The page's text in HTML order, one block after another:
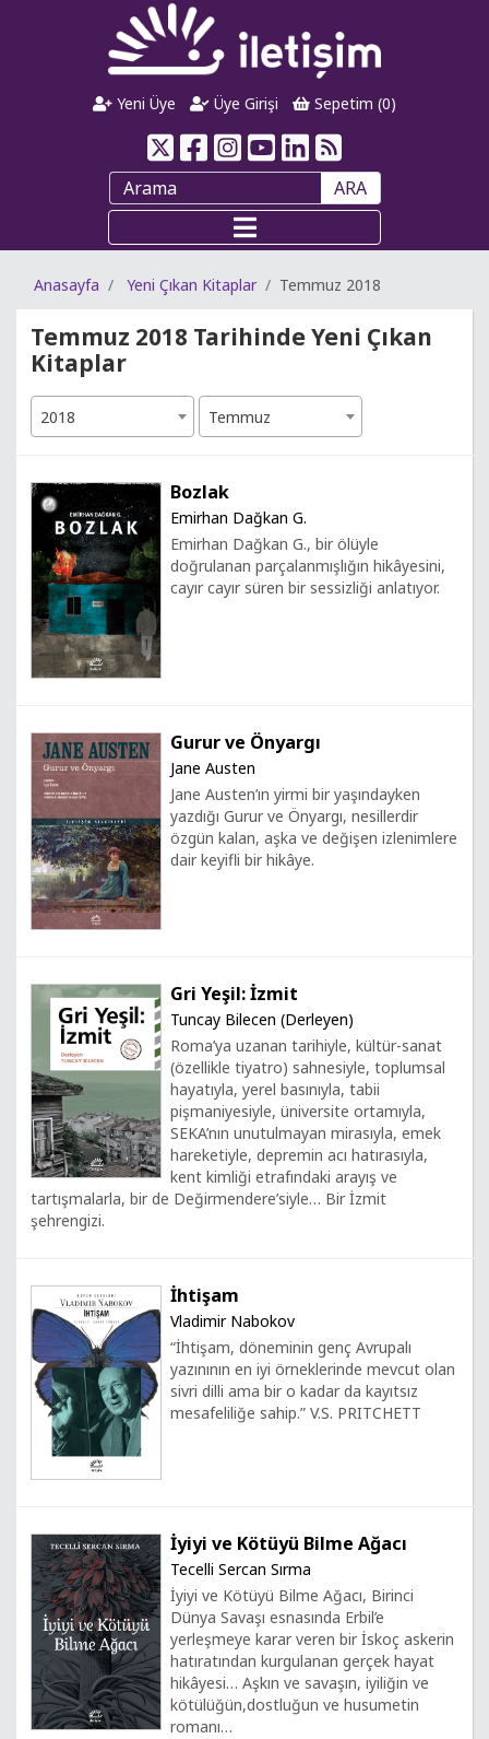
Yeni Üye Üye Girişi Sepetim (0)
ARA
Anasayfa Yeni Çıkan Kitaplar Temmuz 2018
Temmuz 2018 Tarihinde Yeni Çıkan
Kitaplar
2018 Temmuz
Bozlak
Emirhan Dağkan G.
Emirhan Dağkan G., bir ölüyle
doğrulanan parçalanmışlığın hikâyesini,
cayır cayır süren bir sessizliği anlatıyor.
Gurur ve Önyargı
Jane Austen
Jane Austen’ın yirmi bir yaşındayken
yazdığı Gurur ve Önyargı, nesillerdir
özgün kalan, aşka ve değişen izlenimlere
dair keyifli bir hikâye.
Gri Yeşil: İzmit
Tuncay Bilecen (Derleyen)
Roma’ya uzanan tarihiyle, kültür-sanat
(özellikle tiyatro) sahnesiyle, toplumsal
hayatıyla, yerel basınıyla, tabii
pişmaniyesiyle, üniversite ortamıyla,
SEKA’nın unutulmayan mirasıyla, emek
hareketiyle, depremin acı hatırasıyla,
kent kimliği etrafındaki arayış ve
tartışmalarla, bir de Değirmendere’siyle… Bir İzmit
şehrengizi.
İhtişam
Vladimir Nabokov
“İhtişam, döneminin genç Avrupalı
yazınının en iyi örneklerinde mevcut olan
sivri dilli ama bir o kadar da kayıtsız
mesafeliliğe sahip.” V.S. PRITCHETT
İyiyi ve Kötüyü Bilme Ağacı
Tecelli Sercan Sırma
İyiyi ve Kötüyü Bilme Ağacı, Birinci
Dünya Savaşı esnasında Erbil’e
yerleşmeye karar veren bir İskoç askerin
hatıratından kurgulanan gerçek hayat
hikâyesi… Aşkın ve savaşın, iyiliğin ve
kötülüğün,dostluğun ve husumetin
romanı…